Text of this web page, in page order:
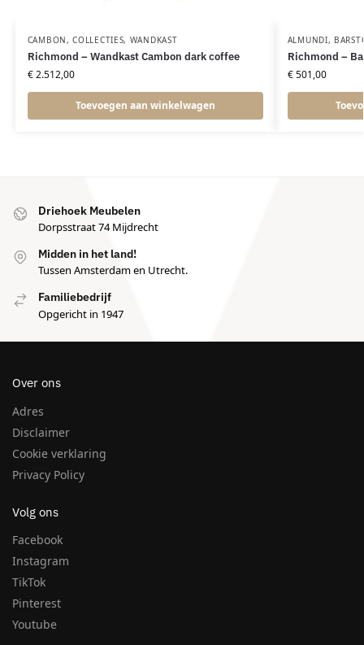
CAMBON,COLLECTIES, WANDKAST
Richmond – Wandkast Cambon dark coffee
€2.512,00
Toevoegen aan winkelwagen
ALMUNDI,
Richmond –
€501,00
Driehoek Meubelen
Dorpsstraat 74 Mijdrecht
Midden in het land!
Tussen Amsterdam en Utrecht.
Familiebedrijf
Opgericht in 1947
Over ons
Adres
Disclaimer
Cookie verklaring
Privacy Policy
Volg ons
Facebook
Instagram
TikTok
Pinterest
Youtube